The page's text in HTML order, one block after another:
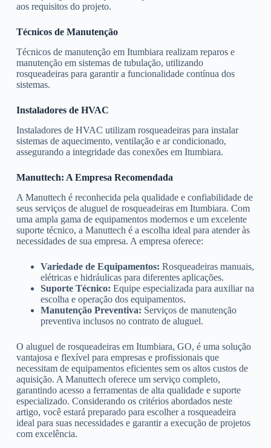
aos requisitos do projeto.
Técnicos de Manutenção
Técnicos de manutenção em Itumbiara realizam reparos e
manutenção em sistemas de tubulação, utilizando
rosqueadeiras para garantir a funcionalidade contínua dos
sistemas.
Instaladores de HVAC
Instaladores de HVAC utilizam rosqueadeiras para instalar
sistemas de aquecimento, ventilação e ar condicionado,
assegurando a integridade das conexões em Itumbiara.
Manuttech: A Empresa Recomendada
A Manuttech é reconhecida pela qualidade e confiabilidade de
seus serviços de aluguel de rosqueadeiras em Itumbiara. Com
uma ampla gama de equipamentos modernos e um excelente
suporte técnico, a Manuttech é a escolha ideal para atender às
necessidades de sua empresa. A empresa oferece:
Variedade de Equipamentos: Rosqueadeiras manuais,
elétricas e hidráulicas para diferentes aplicações.
Suporte Técnico: Equipe especializada para auxiliar na
escolha e operação dos equipamentos.
Manutenção Preventiva: Serviços de manutenção
preventiva inclusos no contrato de aluguel.
O aluguel de rosqueadeiras em Itumbiara, GO, é uma solução
vantajosa e flexível para empresas e profissionais que
necessitam de equipamentos eficientes sem os altos custos de
aquisição. A Manuttech oferece um serviço completo,
garantindo acesso a ferramentas de alta qualidade e suporte
especializado. Considerando os critérios abordados neste
artigo, você estará preparado para escolher a rosqueadeira
ideal para suas necessidades e garantir a execução de projetos
com excelência.